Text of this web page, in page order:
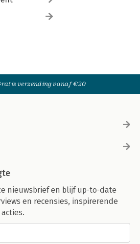
verzending vanaf €20
nieuwsbrief en blijf up-to-date
en recensies, inspirerende